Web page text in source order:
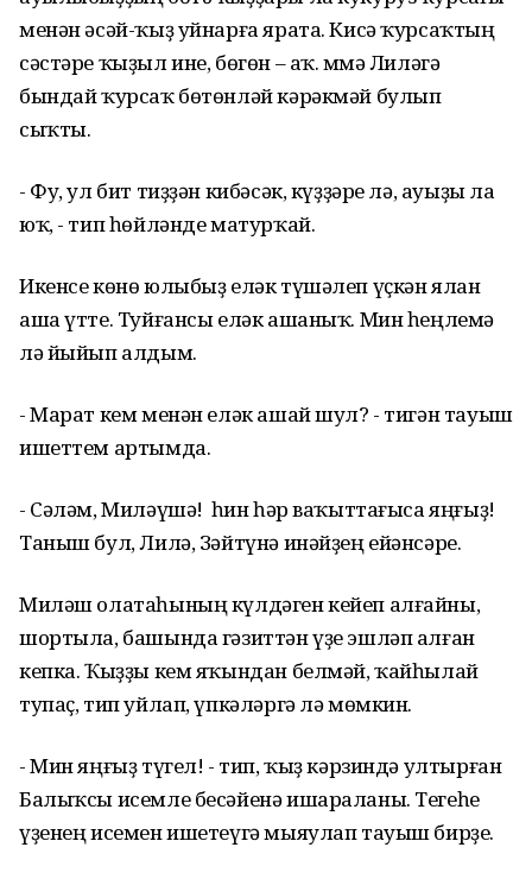
менән әсәй-ҡыҙ уйнарға ярата. Кисә ҡурсаҡтың
сәстәре ҡыҙыл ине, бөгөн – аҡ. Әммә Лиләгә
бындай ҡурсаҡ бөтөнләй кәрәкмәй булып
сыҡты.
- Фу, ул бит тиҙҙән кибәсәк, күҙҙәре лә, ауыҙы ла
юҡ, - тип һөйләнде матурҡай.
Икенсе көнө юлыбыҙ еләк түшәлеп үҫкән ялан
аша үтте. Туйғансы еләк ашаныҡ. Мин һеңлемә
лә йыйып алдым.
- Марат кем менән еләк ашай шул? - тигән тауыш
ишеттем артымда.
- Сәләм, Миләүшә! Ә һин һәр ваҡыттағыса яңғыҙ!
Таныш бул, Лилә, Зәйтүнә инәйҙең ейәнсәре.
Миләш олатаһының күлдәген кейеп алғайны,
шортыла, башында гәзиттән үҙе эшләп алған
кепка. Ҡыҙҙы кем яҡындан белмәй, ҡайһылай
тупаҫ, тип уйлап, үпкәләргә лә мөмкин.
- Мин яңғыҙ түгел! - тип, ҡыҙ кәрзиндә ултырған
Балыҡсы исемле бесәйенә ишараланы. Тегеһе
үҙенең исемен ишетеүгә мыяулап тауыш бирҙе.